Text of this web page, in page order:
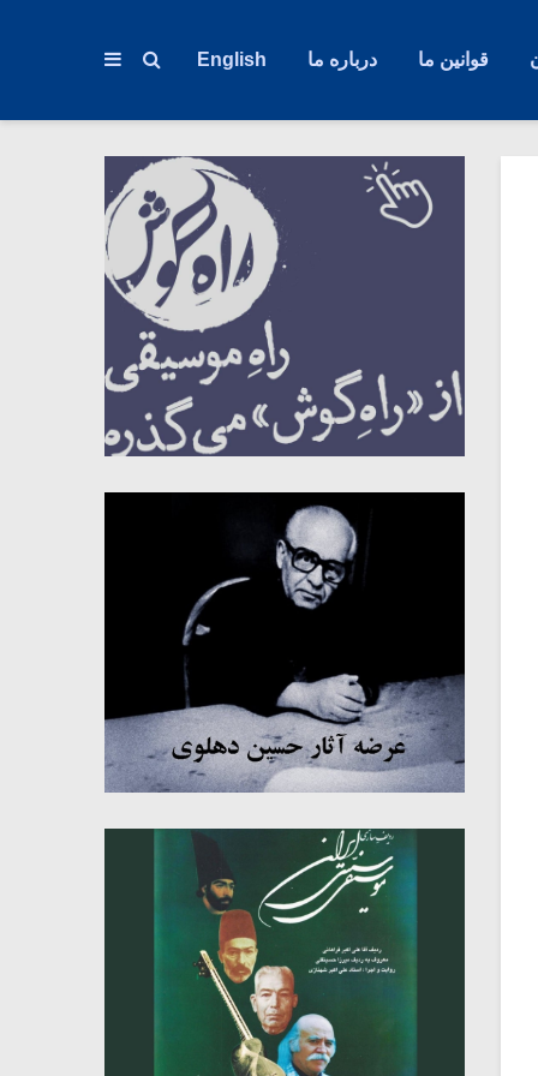
قوانین ما درباره ما English
میکلوش روژا